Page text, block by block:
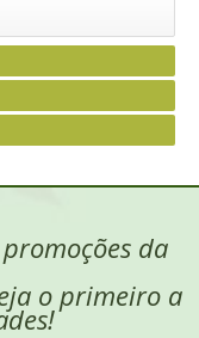
da
o primeiro a